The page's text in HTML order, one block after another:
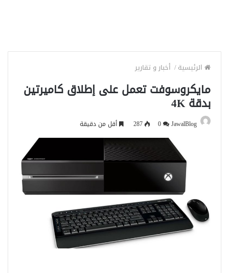
الرئيسية/ أخبار و تقارير
مايكروسوفت تعمل على إطلاق كاميرتين
بدقة 4K
JawalBlog
287 أقل من دقيقة